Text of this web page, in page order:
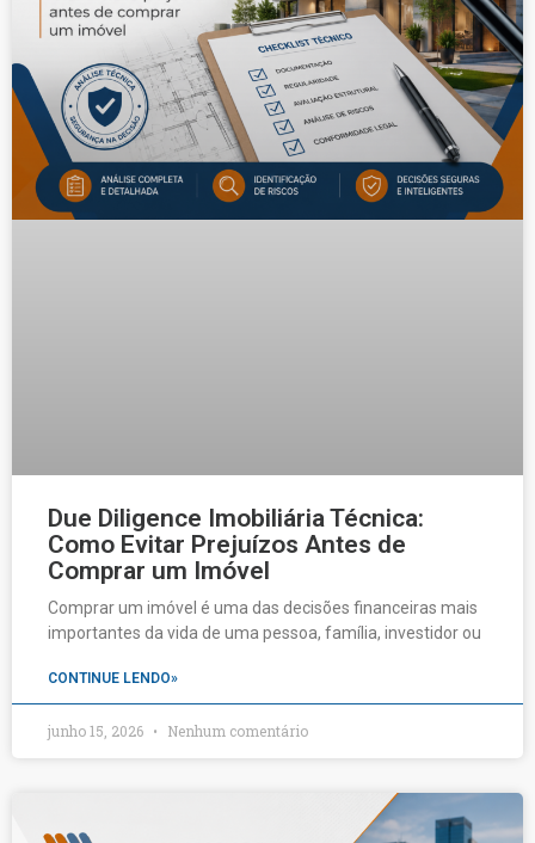
Due Diligence Imobiliária Técnica:
Como Evitar Prejuízos Antes de
Comprar um Imóvel
Comprar um imóvel é uma das decisões financeiras mais
importantes da vida de uma pessoa, família, investidor ou
CONTINUE LENDO»
junho 15, 2026 Nenhum comentário